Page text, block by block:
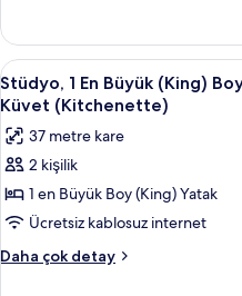
Roll-
in
Shower)
için
tüm
fotoğrafları
görün
Engellilere
Uygun,
Mutfak
(Mobility
Hearing,
Roll-
Shower)
hakkında
fazla
Stüdyo,
1
En
Büyük
(King)
Boy
Yatak,
Engellilere
6
Stüdyo, 1 En Büyük (King)
Küvet (Kitchenette)
37 metre kare
2 kişilik
1 en Büyük Boy (King) Yatak
Ücretsiz kablosuz internet
Daha çok detay
Stüdyo,